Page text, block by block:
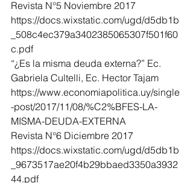
Revista N°5 Noviembre 2017
https://docs.wixstatic.com/ugd/d5db1b
_508c4ec379a3402385065307f501f60
c.pdf
“¿Es la misma deuda externa?” Ec.
Gabriela Cultelli, Ec. Hector Tajam
https://www.economiapolitica.uy/single
-post/2017/11/08/%C2%BFES-LA-
MISMA-DEUDA-EXTERNA
Revista N°6 Diciembre 2017
https://docs.wixstatic.com/ugd/d5db1b
_9673517ae20f4b29bbaed3350a3932
44.pdf